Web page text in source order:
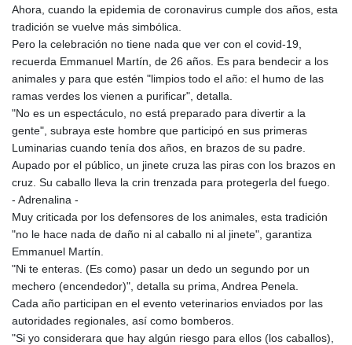
KWD 0.357128
KYD 0.961103
KZT 540.432993
LAK
26058.000902
LBP
103275.743756
LKR 387.390908
LRD 208.169125
LSL 18.810948
LTL 3.40613
LYD 7.351704
MAD 10.760248
MGA
4958.406278
MKD 61.485437
MMK
Ahora, cuando la epidemia de coronavirus cumple dos años, esta
tradición se vuelve más simbólica.
Pero la celebración no tiene nada que ver con el covid-19,
recuerda Emmanuel Martín, de 26 años. Es para bendecir a los
animales y para que estén "limpios todo el año: el humo de las
ramas verdes los vienen a purificar", detalla.
"No es un espectáculo, no está preparado para divertir a la
gente", subraya este hombre que participó en sus primeras
Luminarias cuando tenía dos años, en brazos de su padre.
Aupado por el público, un jinete cruza las piras con los brazos en
cruz. Su caballo lleva la crin trenzada para protegerla del fuego.
- Adrenalina -
Muy criticada por los defensores de los animales, esta tradición
"no le hace nada de daño ni al caballo ni al jinete", garantiza
Emmanuel Martín.
"Ni te enteras. (Es como) pasar un dedo un segundo por un
mechero (encendedor)", detalla su prima, Andrea Penela.
Cada año participan en el evento veterinarios enviados por las
autoridades regionales, así como bomberos.
"Si yo considerara que hay algún riesgo para ellos (los caballos),